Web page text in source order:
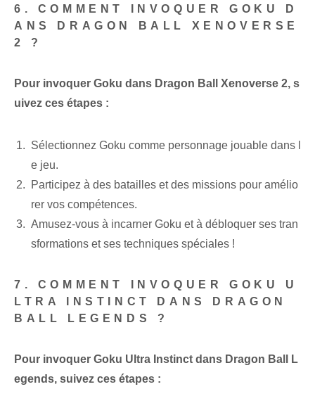
6.‌ COMMENT INVOQUER GOKU D
ANS DRAGON BALL XENOVERSE
2 ?
Pour invoquer Goku dans Dragon Ball Xenoverse 2, s
uivez ces étapes :
Sélectionnez Goku comme personnage jouable dans l
e jeu.
Participez à des batailles et des missions pour amélio
rer vos compétences.
Amusez-vous à incarner Goku et à débloquer ses tran
sformations et ses techniques spéciales !
7. COMMENT INVOQUER GOKU U
LTRA INSTINCT DANS DRAGON
BALL LEGENDS ?
Pour invoquer Goku⁤ Ultra Instinct dans Dragon Ball L
egends, suivez ces étapes :